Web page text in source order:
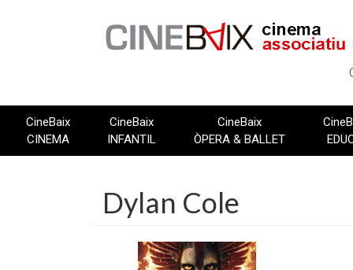
CineBaix
CINEMA
CineBaix
INFANTIL
CineBaix
ÒPERA & BALLET
Dylan Cole